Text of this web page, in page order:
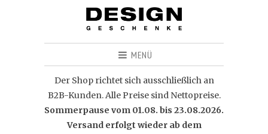
MENÜ
Der Shop richtet sich ausschließlich an
B2B-Kunden. Alle Preise sind Nettopreise.
Sommerpause vom 01.08. bis 23.08.2026.
Versand erfolgt wieder ab dem